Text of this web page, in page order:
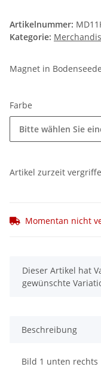
Artikelnummer:
Kategorie:
Magnet in
Farbe
Bitte wählen Sie
Artikel zurzeit
Momentan nicht
x
Dieser Artikel hat
gewünschte
Beschreibung
Bild 1 unten rechts